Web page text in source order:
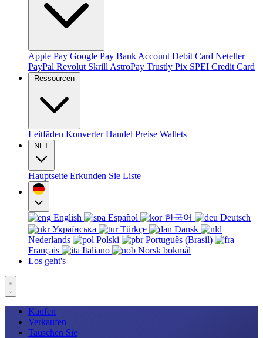
Apple Pay Google Pay Bank Account Debit Card Neteller
PayPal Revolut Skrill AstroPay Trustly Pix SPEI Credit Card
Ressourcen
Leitfäden KonverterHandel Preise Wallets
NFT
Hauptseite Erkunden Sie Liste
English Español 한국어
Deutsch
Українська
Türkçe
Dansk
Nederlands
Polski
Português (Brasil)
Français
Italiano
Norsk bokmål
Los geht's
Kaufen
Verkaufen
Tauschen Sie